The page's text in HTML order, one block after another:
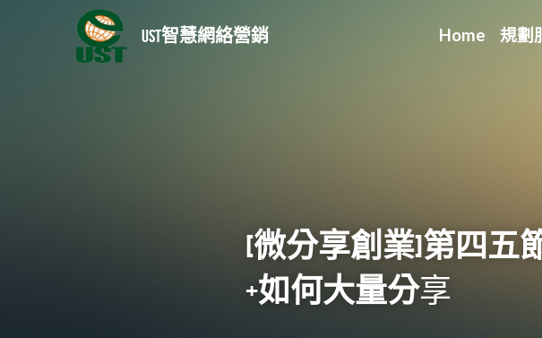
UST智慧網絡營銷 Home 規劃
[微分享創業]第四五
+如何大量分享